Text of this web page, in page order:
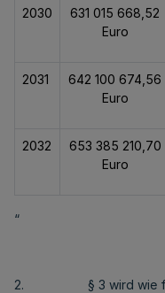
2030
631 015 668,52
Euro
2031
642 100 674,56
Euro
2032
653 385 210,70
Euro
“
2. § 3 wird wie